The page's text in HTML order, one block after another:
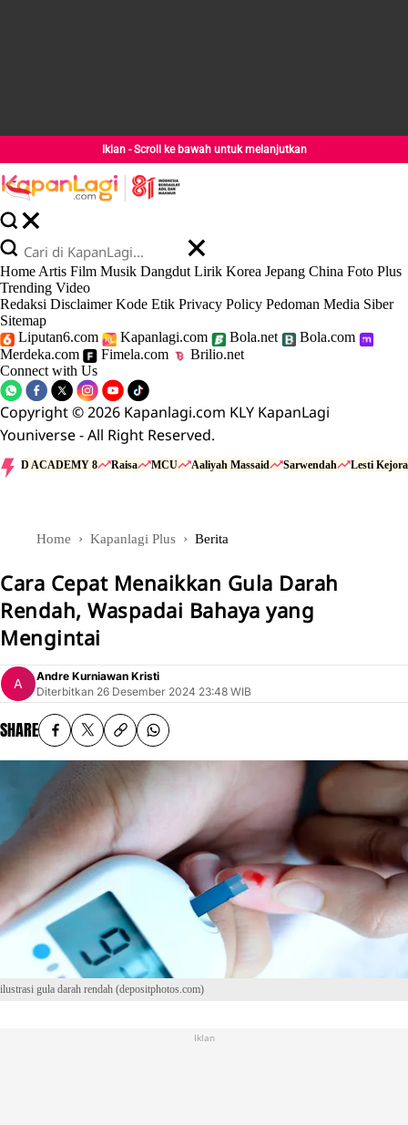
Iklan - Scroll ke bawah untuk melanjutkan
Home Artis Film Musik Dangdut Lirik Korea Jepang China Foto Plus
Trending Video
Redaksi Disclaimer Kode Etik Privacy Policy Pedoman Media Siber
Sitemap
Liputan6.com
Kapanlagi.com Bola.net
Bola.com
Merdeka.com
Fimela.com
Brilio.net
Connect with Us
Copyright © 2026 Kapanlagi.com KLY KapanLagi
Youniverse - All Right Reserved.
D ACADEMY 8 Raisa MCU Aaliyah Massaid Sarwendah Lesti Kejora
Home Kapanlagi Plus Berita
Cara Cepat Menaikkan Gula Darah
Rendah, Waspadai Bahaya yang
Mengintai
Andre Kurniawan Kristi
Diterbitkan 26 Desember 2024 23:48 WIB
SHARE
ilustrasi gula darah rendah (depositphotos.com)
Iklan